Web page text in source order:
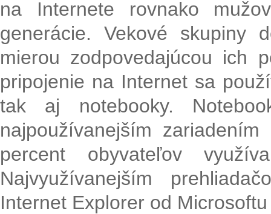
na Internete rovnako
generácie. Vekové skupiny
mierou zodpovedajúcou ich
pripojenie na Internet sa
tak aj notebooky.
najpoužívanejším
percent obyvateľov
Najvyužívanejším
Internet Explorer od